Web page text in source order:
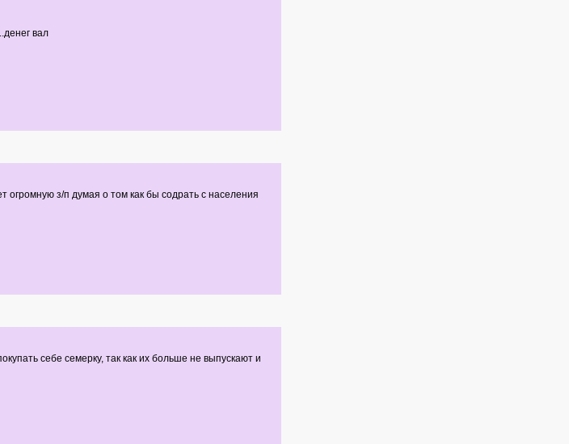
вал
огромную з/п думая о том как бы содрать с населения
себе семерку, так как их больше не выпускают и